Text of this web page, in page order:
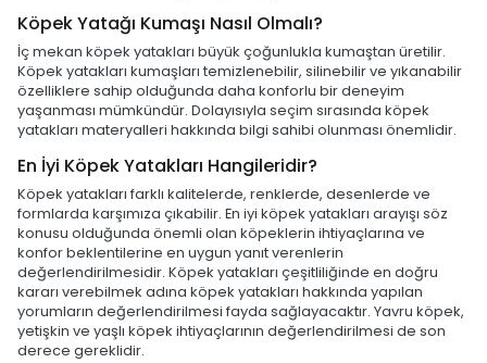
Köpek Yatağı Kumaşı Nasıl Olmalı?
İç mekan köpek yatakları büyük çoğunlukla kumaştan üretilir.
Köpek yatakları kumaşları temizlenebilir, silinebilir ve yıkanabilir
özelliklere sahip olduğunda daha konforlu bir deneyim
yaşanması mümkündür. Dolayısıyla seçim sırasında köpek
yatakları materyalleri hakkında bilgi sahibi olunması önemlidir.
En İyi Köpek Yatakları Hangileridir?
Köpek yatakları farklı kalitelerde, renklerde, desenlerde ve
formlarda karşımıza çıkabilir. En iyi köpek yatakları arayışı söz
konusu olduğunda önemli olan köpeklerin ihtiyaçlarına ve
konfor beklentilerine en uygun yanıt verenlerin
değerlendirilmesidir. Köpek yatakları çeşitliliğinde en doğru
kararı verebilmek adına köpek yatakları hakkında yapılan
yorumların değerlendirilmesi fayda sağlayacaktır. Yavru köpek,
yetişkin ve yaşlı köpek ihtiyaçlarının değerlendirilmesi de son
derece gereklidir.